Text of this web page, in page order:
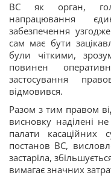
ВС як орган,
напрацювання
забезпечення
сам має бути
були чіткими,
повинен
застосування
відмовився.
Разом з тим правом
висновку наділені
палати касаційних
постанов ВС,
застаріла,
вимагає значних